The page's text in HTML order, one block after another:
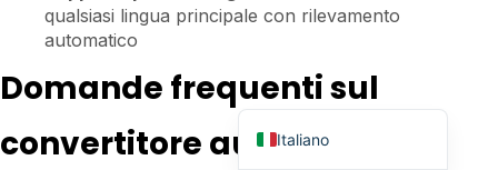
qualsiasi lingua principale con rilevamento
automatico
Domande frequenti sul
convertitore audio-testo
Italiano
English